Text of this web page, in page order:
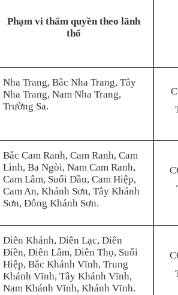
Phạm vi thẩm quyền theo lãnh
thổ
Nha Trang, Bắc Nha Trang, Tây
Nha Trang, Nam Nha Trang,
Trường Sa.
Bắc Cam Ranh, Cam Ranh, Cam
Linh, Ba Ngòi, Nam Cam Ranh,
Cam Lâm, Suối Dầu, Cam Hiệp,
Cam An, Khánh Sơn, Tây Khánh
Sơn, Đông Khánh Sơn.
Diên Khánh, Diên Lạc, Diên
Điền, Diên Lâm, Diên Thọ, Suối
Hiệp, Bắc Khánh Vĩnh, Trung
Khánh Vĩnh, Tây Khánh Vĩnh,
Nam Khánh Vĩnh, Khánh Vĩnh.